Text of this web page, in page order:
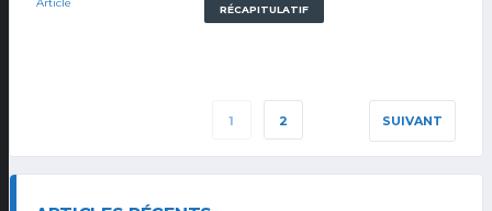
RÉCAPITULATIF
1 2 SUIVANT